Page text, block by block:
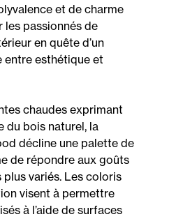
et de charme
passionnés de
en quête d’un
entre esthétique et
chaudes exprimant
du bois naturel, la
décline une palette de
de répondre aux goûts
plus variés. Les coloris
visent à permettre
à l’aide de surfaces